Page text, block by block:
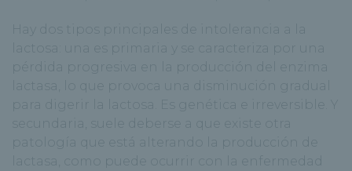
Hay dos tipos principales de intolerancia a la
lactosa: una es primaria y se caracteriza por una
pérdida progresiva en la producción del enzima
lactasa, lo que provoca una disminución gradual
para digerir la lactosa. Es genética e irreversible. Y
secundaria, suele deberse a que existe otra
patología que está alterando la producción de
lactasa, como puede ocurrir con la enfermedad